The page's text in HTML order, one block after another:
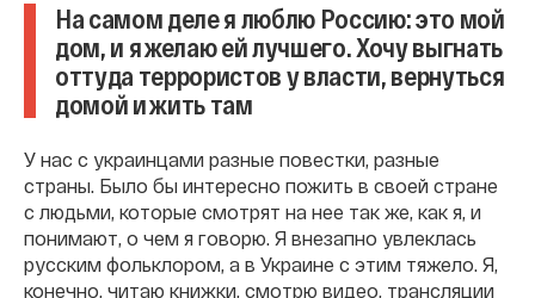
На самом деле я люблю Россию: это мой
дом, и я желаю ей лучшего. Хочу выгнать
оттуда террористов у власти, вернуться
домой и жить там
У нас с украинцами разные повестки, разные
страны. Было бы интересно пожить в своей стране
с людьми, которые смотрят на нее так же, как я, и
понимают, о чем я говорю. Я внезапно увлеклась
русским фольклором, а в Украине с этим тяжело. Я,
конечно, читаю книжки, смотрю видео, трансляции